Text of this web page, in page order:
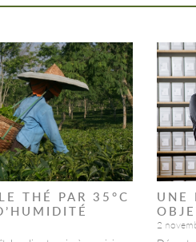
THÉ PAR 35°C
UNE
2